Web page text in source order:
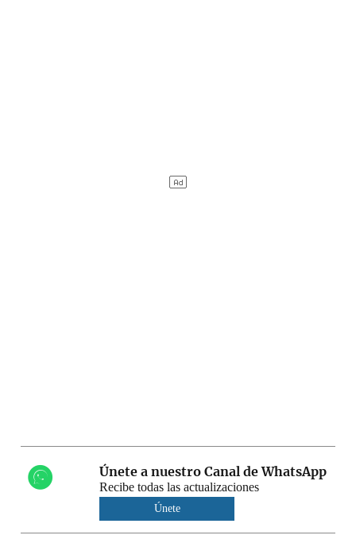
Únete a nuestro Canal de WhatsApp
Recibe todas las actualizaciones
Únete